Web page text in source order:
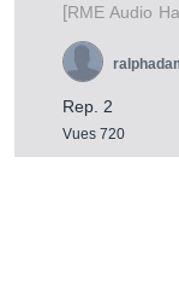
[RME Audio
Rep. 2
Vues 720